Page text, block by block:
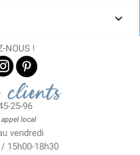

NOUS !
clients
25-96
local
vendredi
15h00-18h30